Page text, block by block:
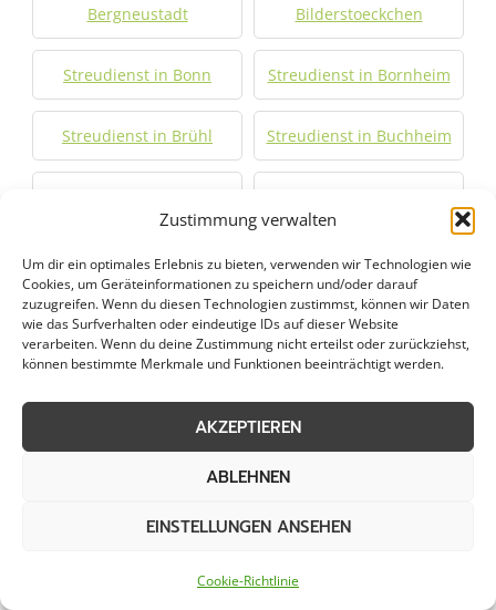
Zustimmung verwalten
Um dir ein optimales Erlebnis zu bieten, verwenden wir Technologien wie
Cookies, um Geräteinformationen zu speichern und/oder darauf
zuzugreifen. Wenn du diesen Technologien zustimmst, können wir Daten
wie das Surfverhalten oder eindeutige IDs auf dieser Website
verarbeiten. Wenn du deine Zustimmung nicht erteilst oder zurückziehst,
können bestimmte Merkmale und Funktionen beeinträchtigt werden.
AKZEPTIEREN
ABLEHNEN
EINSTELLUNGEN ANSEHEN
Cookie-Richtlinie
Bergneustadt
Bilderstoeckchen
Streudienst in Bonn Streudienst in Bornheim
Streudienst in Brühl Streudienst in Buchheim
Streudienst in Deutz
Streudienst in
Drolshagen
Streudienst in Eitorf
Streudienst in
Engelskirchen
Streudienst in Erftstadt
Finnentrop
Streudienst in Frechen
Streudienst in